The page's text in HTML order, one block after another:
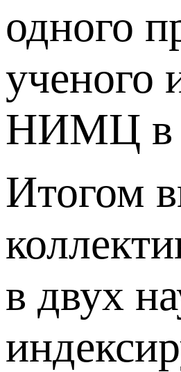
одного
ученого
НИМЦ в
Итогом
в двух